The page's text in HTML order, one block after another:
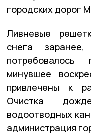
городских дорог
Ливневые
снега
минувшее
привлечены к
Очистка
водоотводных
администрация